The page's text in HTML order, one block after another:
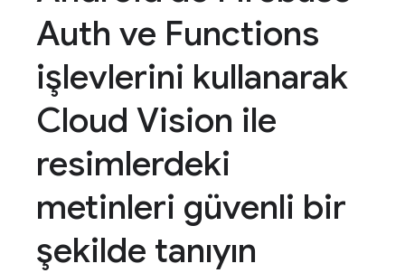
Auth ve Functions
işlevlerini kullanarak
Cloud Vision ile
resimlerdeki
metinleri güvenli bir
şekilde tanıyın